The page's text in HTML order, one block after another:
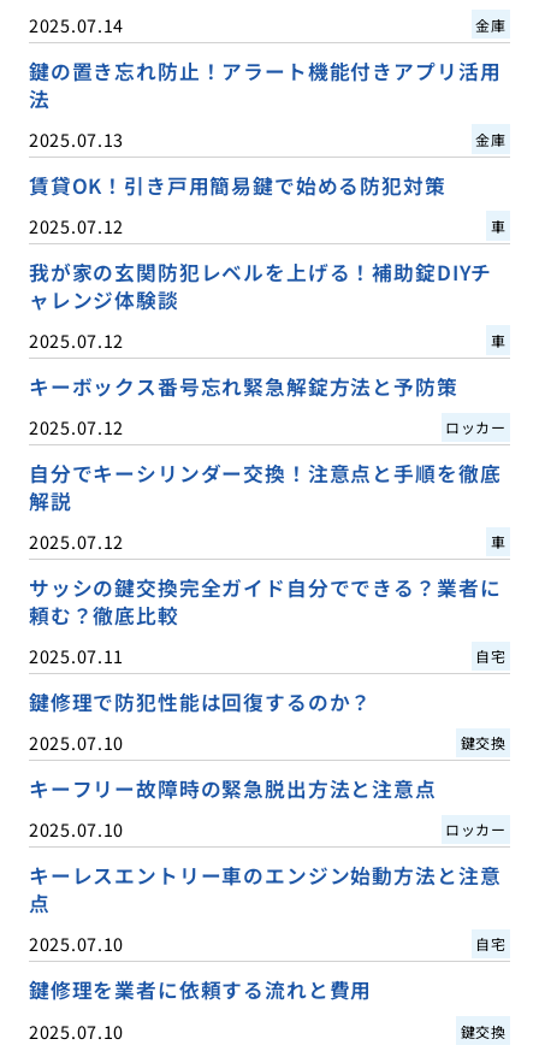
2025.07.14 金庫
鍵の置き忘れ防止！アラート機能付きアプリ活用
法
2025.07.13 金庫
賃貸OK！引き戸用簡易鍵で始める防犯対策
2025.07.12 車
我が家の玄関防犯レベルを上げる！補助錠DIYチ
ャレンジ体験談
2025.07.12 車
キーボックス番号忘れ緊急解錠方法と予防策
2025.07.12 ロッカー
自分でキーシリンダー交換！注意点と手順を徹底
解説
2025.07.12 車
サッシの鍵交換完全ガイド自分でできる？業者に
頼む？徹底比較
2025.07.11 自宅
鍵修理で防犯性能は回復するのか？
2025.07.10 鍵交換
キーフリー故障時の緊急脱出方法と注意点
2025.07.10 ロッカー
キーレスエントリー車のエンジン始動方法と注意
点
2025.07.10 自宅
鍵修理を業者に依頼する流れと費用
2025.07.10 鍵交換